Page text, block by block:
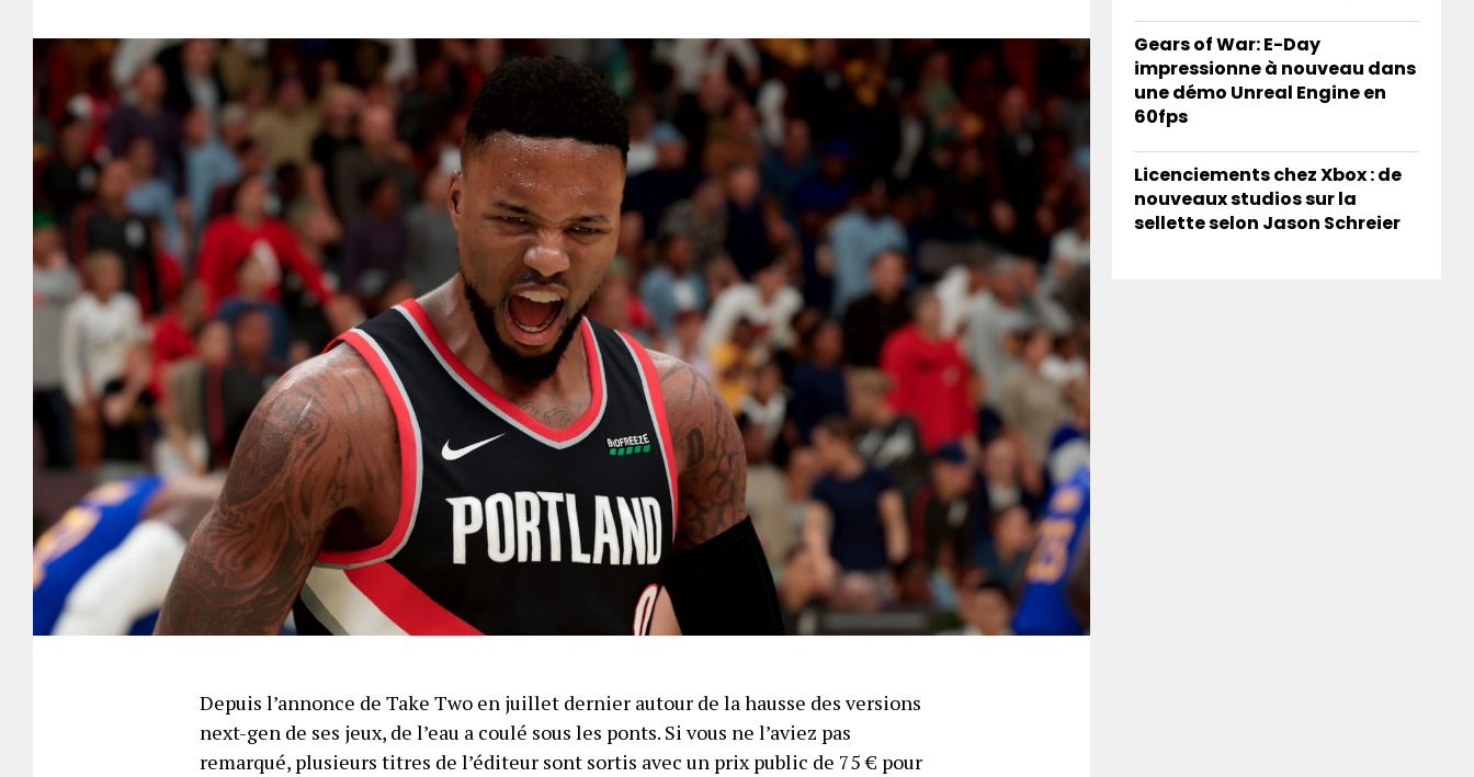
Depuis l’annonce de Take Two en juillet dernier autour de la hausse des versions
next-gen de ses jeux, de l’eau a coulé sous les ponts. Si vous ne l’aviez pas
remarqué, plusieurs titres de l’éditeur sont sortis avec un prix public de 75 € pour
Gears of War: E-Day
impressionne à nouveau dans
une démo Unreal Engine en
60fps
Licenciements chez Xbox : de
nouveaux studios sur la
sellette selon Jason Schreier